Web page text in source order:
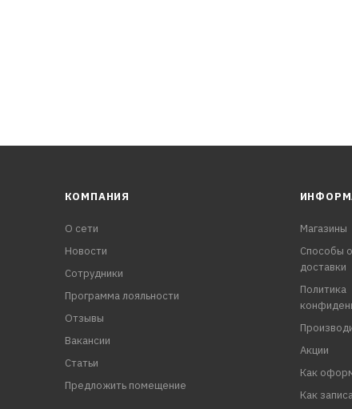
КОМПАНИЯ
О сети
Новости
Сотрудники
Программа лояльности
Отзывы
Вакансии
Статьи
Предложить помещение
Магазины
Способы
доставки
Политика
Акции
Как
Как